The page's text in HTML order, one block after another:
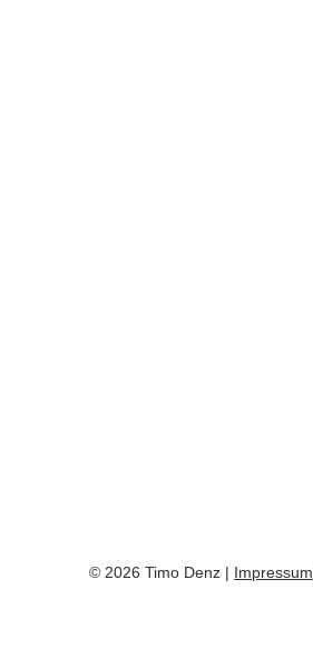
© 2026 Timo Denz | Impressum